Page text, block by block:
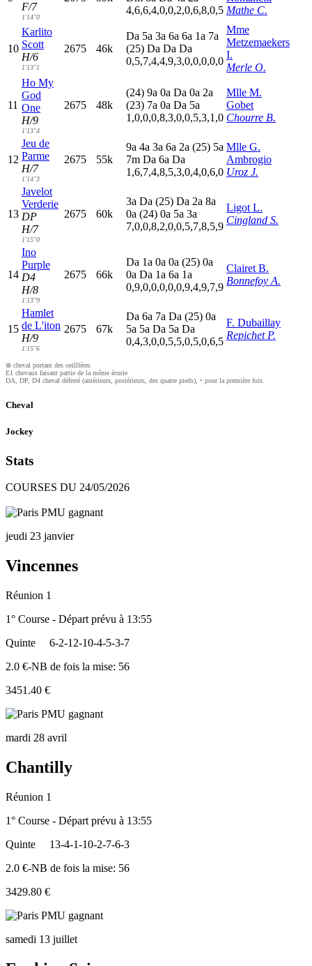
F/7
1'14"0
4,6,6,4,0,0,2,0,6,8,0,5 Mathe C.
10
Karlito
Scott
H/6
1'13"1
2675 46k
Da 5a 3a 6a 6a 1a 7a
(25) Da Da Da
0,5,7,4,4,9,3,0,0,0,0,0
Mme
Metzemaekers
I.
Merle O.
11
Ho My
God
One
H/9
1'13"4
2675 48k
(24) 9a 0a Da 0a 2a
(23) 7a 0a Da 5a
1,0,0,0,8,3,0,0,5,3,1,0
Mlle M.
Gobet
Chourre B.
12
Jeu de
Parme
H/7
1'14"3
2675 55k
9a 4a 3a 6a 2a (25) 5a
7m Da 6a Da
1,6,7,4,8,5,3,0,4,0,6,0
Mlle G.
Ambrogio
Uroz J.
13
Javelot
Verderie
DP
H/7
1'15"0
2675 60k
3a Da (25) Da 2a 8a
0a (24) 0a 5a 3a
7,0,0,8,2,0,0,5,7,8,5,9
Ligot L.
Cingland S.
14
Ino
Purple
D4
H/8
1'13"9
2675 66k
Da 1a 0a 0a (25) 0a
0a Da 1a 6a 1a
0,9,0,0,0,0,0,9,4,9,7,9
Clairet B.
Bonnefoy A.
15
Hamlet
de L'iton
H/9
1'15"6
2675 67k
Da 6a 7a Da (25) 0a
5a 5a Da 5a Da
0,4,3,0,0,5,5,0,5,0,6,5
F. Dubaillay
Repichet P.
⊗ cheval portant des oeilllères
E1 chevaux faisant partie de la même écurie
DA, DP, D4 cheval déferré (antérieurs, postérieurs, des quatre pieds), • pour la première fois.
Cheval
Jockey
Stats
COURSES DU 24/05/2026
jeudi 23 janvier
Vincennes
Réunion 1
1° Course - Départ prévu à 13:55
Quinte
6-2-12-10-4-5-3-7
2.0 €-NB de fois la mise: 56
3451.40 €
mardi 28 avril
Chantilly
Réunion 1
1° Course - Départ prévu à 13:55
Quinte
13-4-1-10-2-7-6-3
2.0 €-NB de fois la mise: 56
3429.80 €
samedi 13 juillet